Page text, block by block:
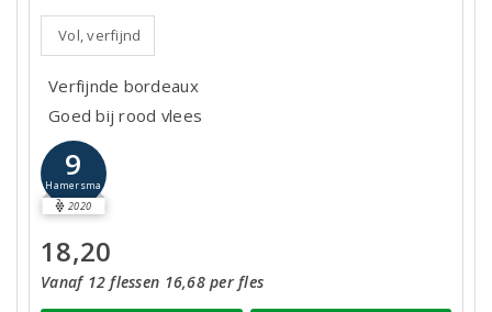
Vol, verfijnd
Verfijnde bordeaux
Goed bij rood vlees
9
Hamersma
2020
18,20
Vanaf 12 flessen 16,68 per fles